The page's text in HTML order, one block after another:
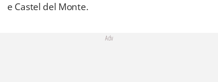
e Castel del Monte.
Adv